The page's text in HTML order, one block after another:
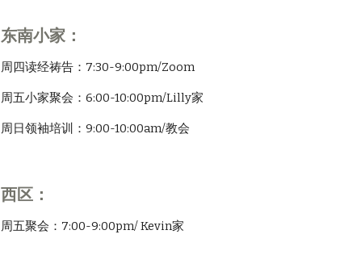
东南小家：
周四读经祷告：7:30-9:00pm/Zoom
周五小家聚会：6:00-10:00pm/Lilly家
周日领袖培训：9:00-10:00am/教会
西区：
周五聚会：7:00-9:00pm/ Kevin家